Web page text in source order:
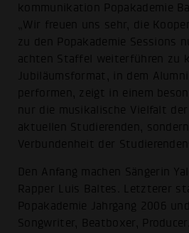
kommunikation Popakademie
„Wir freuen uns sehr, die
zu den Popakademie Sessions
achten Staffel weiterführen zu
Jubiläumsformat, in dem
performen, zeigt in einem
nur die musikalische Vielfalt
aktuellen Studierenden,
Verbundenheit der
Den Anfang machen Sängerin
Rapper Luis Baltes. Letzterer
Popakademie Jahrgang 2006
Songwriter, Beatboxer,